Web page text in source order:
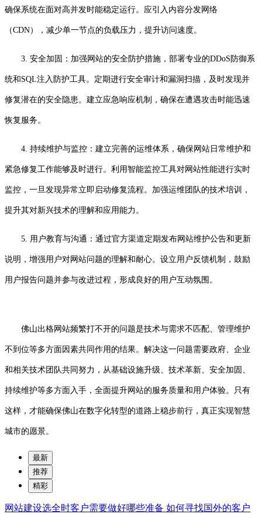
确保系统在面对高并发时能稳定运行。应引入内容分发网络
（CDN），减少单一节点的负载压力，提升访问速度。
3. 安全加固：加强网站的安全防护措施，部署专业的DDoS防御系
统和SQL注入防护工具。定期进行安全审计和漏洞扫描，及时发现并
修复潜在的安全隐患。建立应急响应机制，确保在遭遇攻击时能迅速
恢复服务。
4. 持续维护与监控：建立完善的运维体系，确保网站日常维护和
紧急修复工作能够及时进行。利用智能监控工具对网站性能进行实时
监控，一旦发现异常立即启动修复流程。加强运维团队的技术培训，
提升其对新兴技术的理解和应用能力。
5. 用户教育与沟通：通过官方渠道定期发布网站维护公告和更新
说明，增强用户对网站问题的理解和耐心。设立用户反馈机制，鼓励
用户报告问题并参与改进过程，形成良好的用户互动氛围。
佛山出格网站频繁打不开的问题是技术与需求不匹配、管理维护
不到位等多方面因素共同作用的结果。解决这一问题需要政府、企业
和相关技术团队共同努力，从基础设施升级、技术革新、安全加固、
持续维护等多方面入手，全面提升网站的服务质量和用户体验。只有
这样，才能确保佛山在数字化转型的道路上稳步前行，真正实现智慧
城市的愿景。
最新
推荐
精彩
网站建设选全时客户需要做好哪些准备 如何寻找国外的客户